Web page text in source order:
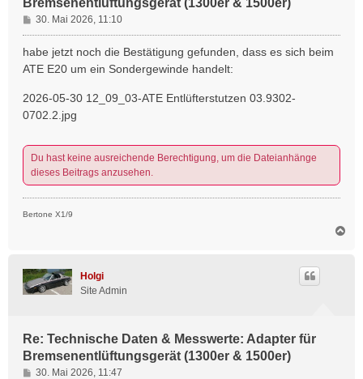
B
e
r
g
30. Mai 2026, 11:10
habe jetzt noch die Bestätigung gefunden, dass es sich beim
ATE E20 um ein Sondergewinde handelt:
2026-05-30 12_09_03-ATE Entlüfterstutzen 03.9302-
0702.2.jpg
Du hast keine ausreichende Berechtigung, um die Dateianhänge
dieses Beitrags anzusehen.
Bertone X1/9
Holgi
Site Admin
Re: Technische Daten & Messwerte: Adapter für
Bremsenentlüftungsgerät (1300er & 1500er)
B30. Mai 2026, 11:47